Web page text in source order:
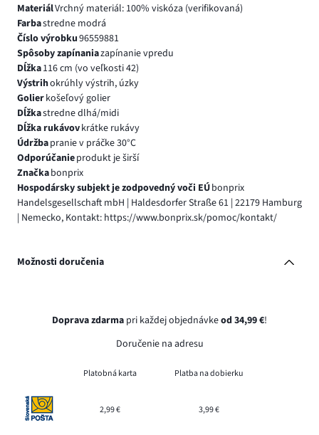
MateriálVrchný materiál: 100% viskóza (verifikovaná)
Farbastredne modrá
Číslo výrobku96559881
Spôsoby zapínaniazapínanie vpredu
Dĺžka116 cm (vo veľkosti 42)
Výstrihokrúhly výstrih, úzky
Golierkošeľový golier
Dĺžkastredne dlhá/midi
Dĺžka rukávovkrátke rukávy
Údržbapranie v práčke 30°C
Odporúčanieprodukt je širší
Značkabonprix
Hospodársky subjekt je zodpovedný voči EÚbonprix
Handelsgesellschaft mbH | Haldesdorfer Straße 61 | 22179 Hamburg
| Nemecko, Kontakt: https://www.bonprix.sk/pomoc/kontakt/
Možnosti doručenia
Doprava zdarma pri každej objednávkeod 34,99 €!
Doručenie na adresu
Platobná karta Platba na dobierku
2,99 € 3,99 €